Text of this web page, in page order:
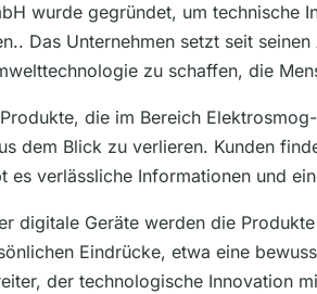
wurde gegründet, um
Das Unternehmen setzt seit
zu schaffen, die
die im Bereich
dem Blick zu verlieren. Kunden
verlässliche Informationen und
digitale Geräte werden die
Eindrücke, etwa eine
der technologische Innovation